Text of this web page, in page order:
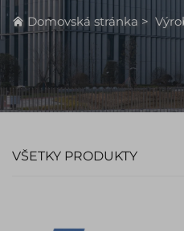
Domovská stránka >
VŠETKY PRODUKTY